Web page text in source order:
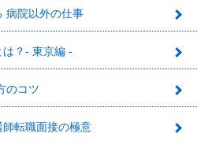
病院以外の仕事
？- 東京編 -
のコツ
転職面接の極意